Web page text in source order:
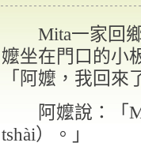
Mita一家回鄉
嬤坐在門口的小
「阿嬤，我回來
阿嬤說：「
tshài）。」